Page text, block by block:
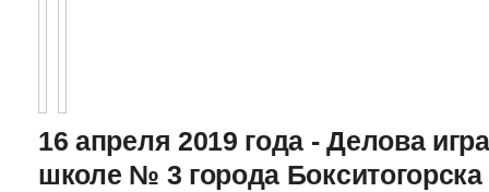
16 апреля 2019 года - Делова
школе № 3 города Бокситогорска